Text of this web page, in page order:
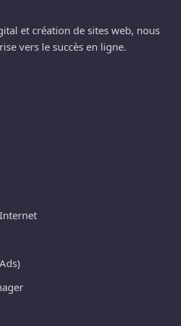
et création de sites web, nous
vers le succès en ligne.